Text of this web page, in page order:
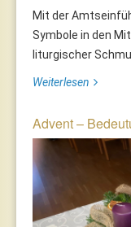
Mit der
Symbole in den
liturgischer
Weiterlesen
Advent –